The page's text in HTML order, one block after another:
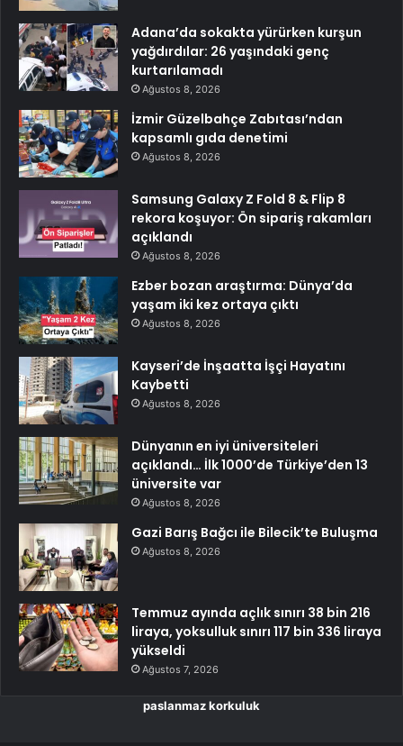
Adana’da sokakta yürürken kurşun
yağdırdılar: 26 yaşındaki genç
kurtarılamadı
Ağustos 8, 2026
İzmir Güzelbahçe Zabıtası’ndan
kapsamlı gıda denetimi
Ağustos 8, 2026
Samsung Galaxy Z Fold 8 & Flip 8
rekora koşuyor: Ön sipariş rakamları
açıklandı
Ağustos 8, 2026
Ezber bozan araştırma: Dünya’da
yaşam iki kez ortaya çıktı
Ağustos 8, 2026
Kayseri’de İnşaatta İşçi Hayatını
Kaybetti
Ağustos 8, 2026
Dünyanın en iyi üniversiteleri
açıklandı… İlk 1000’de Türkiye’den 13
üniversite var
Ağustos 8, 2026
Gazi Barış Bağcı ile Bilecik’te Buluşma
Ağustos 8, 2026
Temmuz ayında açlık sınırı 38 bin 216
liraya, yoksulluk sınırı 117 bin 336 liraya
yükseldi
Ağustos 7, 2026
paslanmaz korkuluk